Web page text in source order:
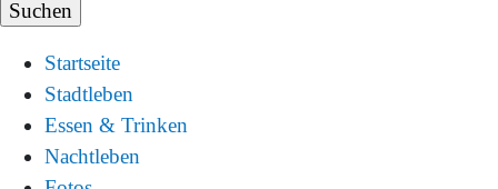
Startseite
Stadtleben
Essen & Trinken
Nachtleben